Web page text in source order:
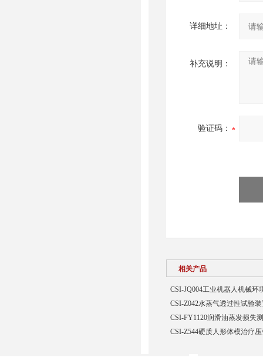
详细地址：
补充说明：
验证码：
相关产品
CSI-JQ004工业机器人机械
CSI-Z042水蒸气透过性试验
CSI-FY1120润滑油蒸发损失
CSI-Z544硬质人形体模治疗